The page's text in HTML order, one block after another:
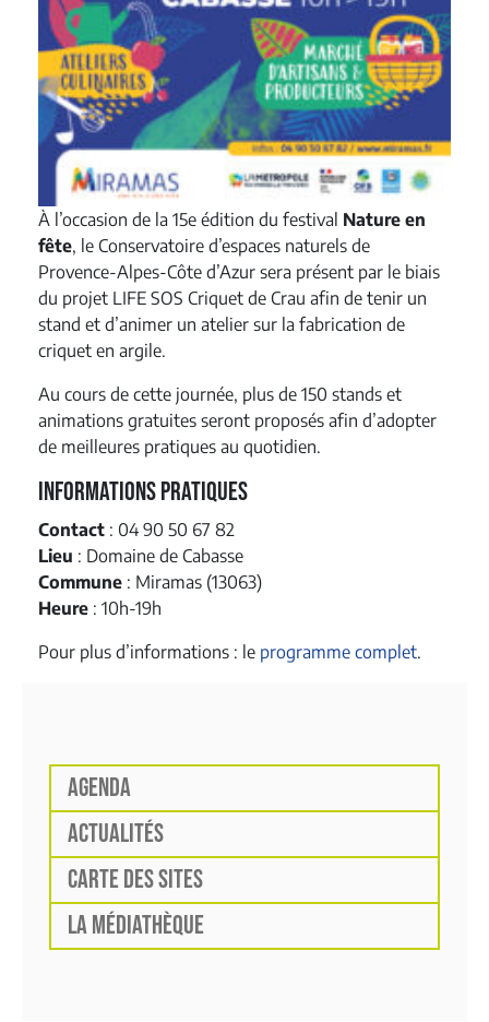
À l’occasion de la 15e édition du festival Nature en
fête, le Conservatoire d’espaces naturels de
Provence-Alpes-Côte d’Azur sera présent par le biais
du projet LIFE SOS Criquet de Crau afin de tenir un
stand et d’animer un atelier sur la fabrication de
criquet en argile.
Au cours de cette journée, plus de 150 stands et
animations gratuites seront proposés afin d’adopter
de meilleures pratiques au quotidien.
Informations pratiques
Contact : 04 90 50 67 82
Lieu : Domaine de Cabasse
Commune : Miramas (13063)
Heure : 10h-19h
Pour plus d’informations : le programme complet.
AGENDA
ACTUALITÉS
CARTE DES SITES
LA MÉDIATHÈQUE